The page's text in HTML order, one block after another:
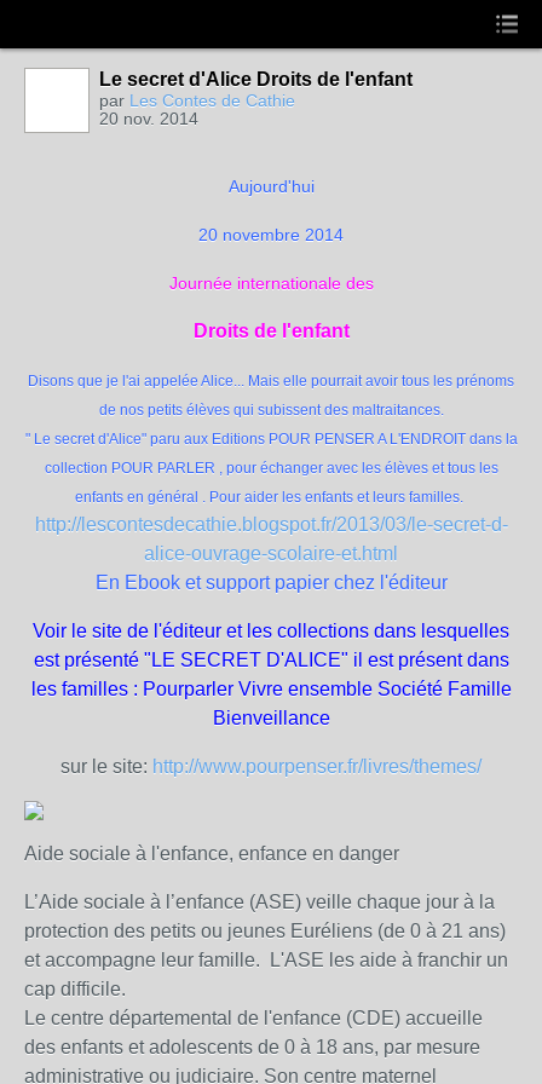
Le secret d'Alice Droits de l'enfant
par Les Contes de Cathie
20 nov. 2014
Aujourd'hui
20 novembre 2014
Journée internationale des
Droits de l'enfant
Disons que je l'ai appelée Alice... Mais elle pourrait avoir tous les prénoms
de nos petits élèves qui subissent des maltraitances.
" Le secret d'Alice" paru aux Editions POUR PENSER A L'ENDROIT dans la
collection POUR PARLER , pour échanger avec les élèves et tous les
enfants en général . Pour aider les enfants et leurs familles.
http://lescontesdecathie.blogspot.fr/2013/03/le-secret-d-
alice-ouvrage-scolaire-et.html
En Ebook et support papier chez l'éditeur
Voir le site de l'éditeur et les collections dans lesquelles
est présenté "LE SECRET D'ALICE" il est présent dans
les familles : Pourparler Vivre ensemble Société Famille
Bienveillance
sur le site: http://www.pourpenser.fr/livres/themes/
Aide sociale à l'enfance, enfance en danger
L’Aide sociale à l’enfance (ASE) veille chaque jour à la
protection des petits ou jeunes Euréliens (de 0 à 21 ans)
et accompagne leur famille. L'ASE les aide à franchir un
cap difficile.
Le centre départemental de l'enfance (CDE) accueille
des enfants et adolescents de 0 à 18 ans, par mesure
administrative ou judiciaire. Son centre maternel